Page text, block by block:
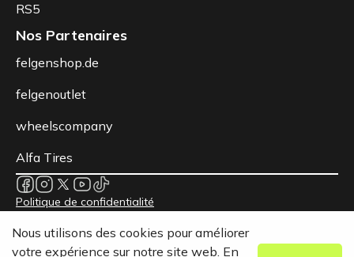
RS5
Nos Partenaires
felgenshop.de
felgenoutlet
wheelscompany
Alfa Tires
© 2026 Berlin Tyres Europa GmbH - Tous droits réservés.
Politique de confidentialité
Mentions légales
Nous utilisons des cookies pour améliorer
votre expérience sur notre site web. En